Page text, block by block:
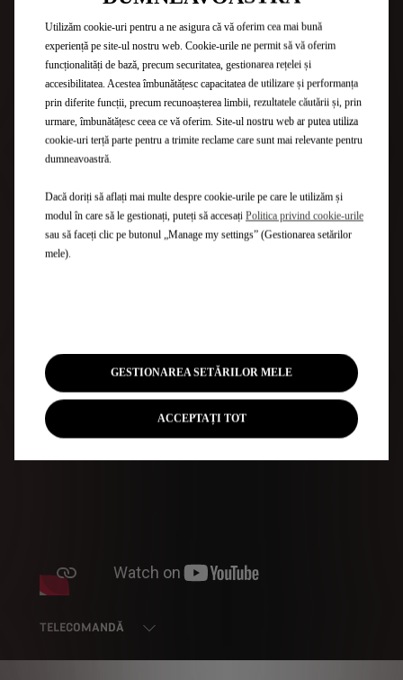
Tutoriale pentru Remote
control la vehicule electrice
ACTIVARE FUNCTII DE CONTROL LA DISTANȚĂ
TELECOMANDĂ
Utilizăm cookie-uri pentru a ne asigura că vă oferim cea mai bună
experiență pe site-ul nostru web. Cookie-urile ne permit să vă oferim
funcționalități de bază, precum securitatea, gestionarea rețelei și
accesibilitatea. Acestea îmbunătățesc capacitatea de utilizare și performanța
prin diferite funcții, precum recunoașterea limbii, rezultatele căutării și, prin
urmare, îmbunătățesc ceea ce vă oferim. Site-ul nostru web ar putea utiliza
cookie-uri terță parte pentru a trimite reclame care sunt mai relevante pentru
dumneavoastră.
Dacă doriți să aflați mai multe despre cookie-urile pe care le utilizăm și
modul în care să le gestionați, puteți să accesați Politica privind cookie-urile
sau să faceți clic pe butonul „Manage my settings” (Gestionarea setărilor
mele).
GESTIONAREA SETĂRILOR MELE
ACCEPTAȚI TOT